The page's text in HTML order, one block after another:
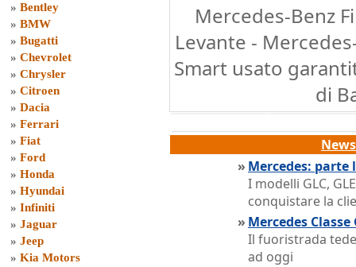
» Bentley
» BMW
» Bugatti
» Chevrolet
» Chrysler
» Citroen
» Dacia
» Ferrari
» Fiat
» Ford
» Honda
» Hyundai
» Infiniti
» Jaguar
» Jeep
» Kia Motors
Mercedes-Benz
Levante -
Smart usato
di
» Mercedes: parte
I modelli GLC,
conquistare la
» Mercedes
Il fuoristrada
ad oggi